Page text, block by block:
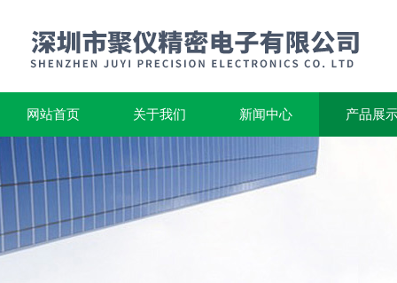
网站首页 关于我们 新闻中心 产品展